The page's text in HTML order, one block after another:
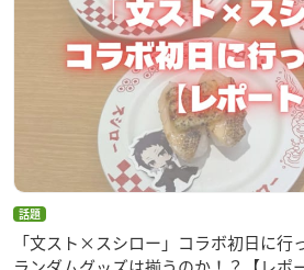
話題
「文スト×スシロー」コラボ初日に行